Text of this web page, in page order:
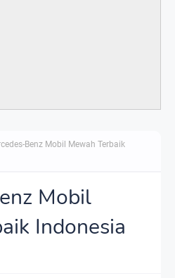
Benz Mobil Mewah Terbaik
Mobil
Indonesia